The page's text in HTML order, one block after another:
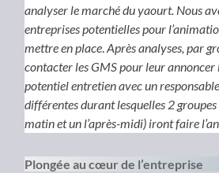
analyser le marché du yaourt. Nous
entreprises potentielles pour
mettre en place.Après analyses, par
contacter les GMS pour leur
potentiel entretien avec un
différentes durant lesquelles 2 groupes
matin et un l’après-midi) iront faire
Plongée au cœur de l’entreprise